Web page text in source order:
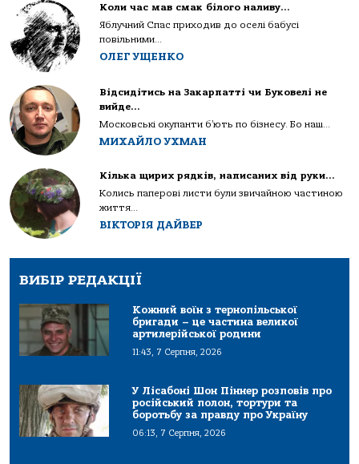
Коли час мав смак білого наливу…
Яблучний Спас приходив до оселі бабусі
повільними...
ОЛЕГ УЩЕНКО
Відсидітись на Закарпатті чи Буковелі не
вийде…
Московські окупанти б’ють по бізнесу. Бо наш...
МИХАЙЛО УХМАН
Кілька щирих рядків, написаних від руки…
Колись паперові листи були звичайною частиною
життя...
ВІКТОРІЯ ДАЙВЕР
ВИБІР РЕДАКЦІЇ
Кожний воїн з тернопільської
бригади – це частина великої
артилерійської родини
11:43, 7 Серпня, 2026
У Лісабоні Шон Піннер розповів про
російський полон, тортури та
боротьбу за правду про Україну
06:13, 7 Серпня, 2026